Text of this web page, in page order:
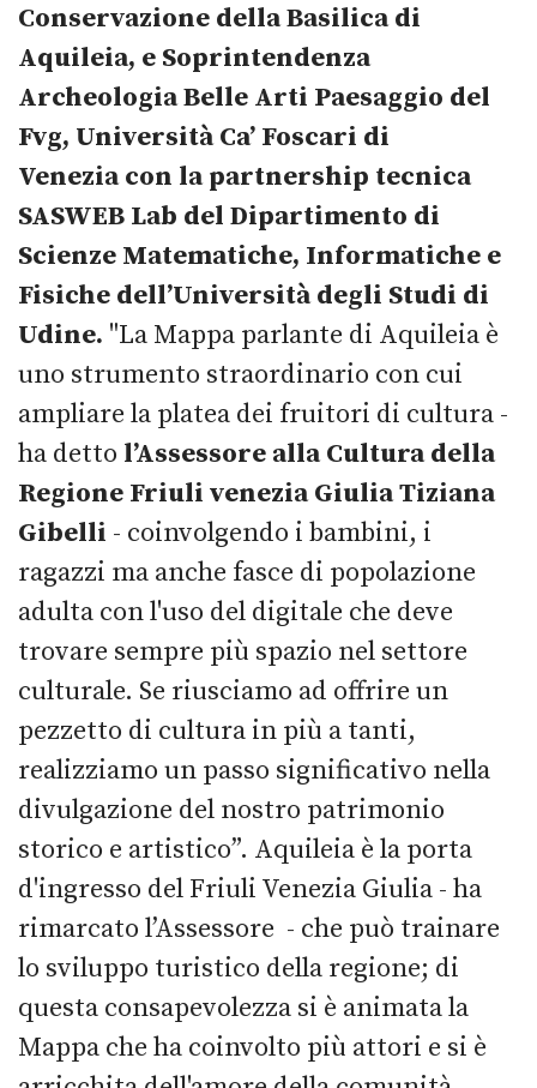
Conservazione della Basilica di
Aquileia, e Soprintendenza
Archeologia Belle Arti Paesaggio del
Fvg, Università Ca’ Foscari di
Venezia con la partnership tecnica
SASWEB Lab del Dipartimento di
Scienze Matematiche, Informatiche e
Fisiche dell’Università degli Studi di
Udine. "La Mappa parlante di Aquileia è
uno strumento straordinario con cui
ampliare la platea dei fruitori di cultura -
ha detto l’Assessore alla Cultura della
Regione Friuli venezia Giulia Tiziana
Gibelli - coinvolgendo i bambini, i
ragazzi ma anche fasce di popolazione
adulta con l'uso del digitale che deve
trovare sempre più spazio nel settore
culturale. Se riusciamo ad offrire un
pezzetto di cultura in più a tanti,
realizziamo un passo significativo nella
divulgazione del nostro patrimonio
storico e artistico”. Aquileia è la porta
d'ingresso del Friuli Venezia Giulia - ha
rimarcato l’Assessore - che può trainare
lo sviluppo turistico della regione; di
questa consapevolezza si è animata la
Mappa che ha coinvolto più attori e si è